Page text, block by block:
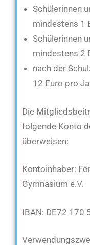
Schülerinnen
mindestens 1
Schülerinnen
mindestens 2
nach der
12 Euro pro
Die
folgende Konto
überweisen:
Kontoinhaber:
Gymnasium e.V.
IBAN: DE72 170